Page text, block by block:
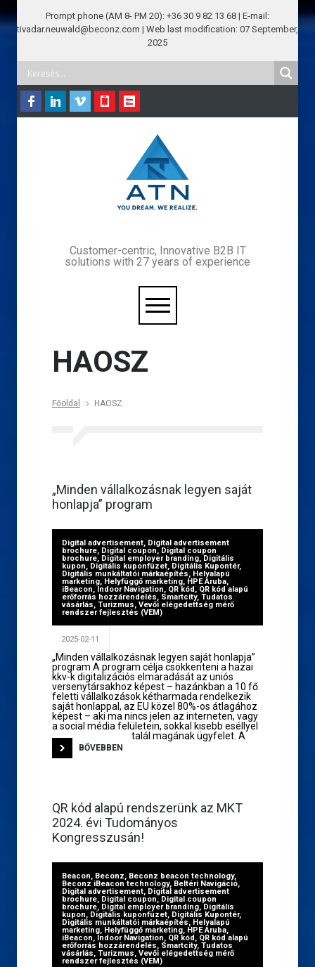
Prompt phone (AM 8- PM 20): +36 30 9 82 13 68 | E-mail:
tivadar.neuwald@beconz.com | Web last modification: 07 September,
2025
Customer-centric, Innovative B2B IT
solutions with 27 years of experience
HAOSZ
Főoldal HAOSZ
„Minden vállalkozásnak legyen saját
honlapja” program
Digital advertisement, Digital advertisement
brochure, Digital coupon, Digital coupon
brochure, Digital employer branding, Digitális
kupon, Digitális kuponfüzet, Digitális Kupontér,
Digitális munkáltatói márkaépítés, Helyalapú
marketing, Helyfüggő marketing, HPE Aruba,
iBeacon, Indoor Navigation, QR kód, QR kód alapú
erőforrás hozzárendelés, Smartcity, Tudatos
vásárlás, Turizmus, Vevői elégedettség mérő
rendszer fejlesztés (VEM)
2025-02-11
„Minden vállalkozásnak legyen saját honlapja”
program A program célja csökkenteni a hazai
kkv-k digitalizációs elmaradását az uniós
versenytársakhoz képest – hazánkban a 10 fő
feletti vállalkozások kétharmada rendelkezik
saját honlappal, az EU közel 80%-os átlagához
képest – aki ma nincs jelen az interneten, vagy
a social média felületein, sokkal kisebb eséllyel
talál magának ügyfelet. A
BŐVEBBEN
QR kód alapú rendszerünk az MKT
2024. évi Tudományos
Kongresszusán!
Beacon, Beconz, Beconz beacon technology,
Beconz iBeacon technology, Beltéri Navigáció,
Digital advertisement, Digital advertisement
brochure, Digital coupon, Digital coupon
brochure, Digital employer branding, Digitális
kupon, Digitális kuponfüzet, Digitális Kupontér,
Digitális munkáltatói márkaépítés, Helyalapú
marketing, Helyfüggő marketing, HPE Aruba,
iBeacon, Indoor Navigation, QR kód, QR kód alapú
erőforrás hozzárendelés, Smartcity, Tudatos
vásárlás, Turizmus, Vevői elégedettség mérő
rendszer fejlesztés (VEM)